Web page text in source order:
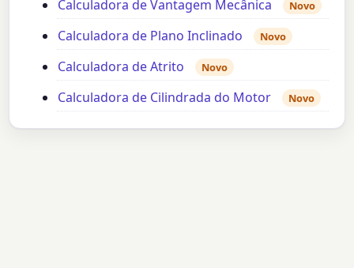
Calculadora de Vantagem Mecânica Novo
Calculadora de Plano Inclinado Novo
Calculadora de Atrito Novo
Calculadora de Cilindrada do Motor Novo